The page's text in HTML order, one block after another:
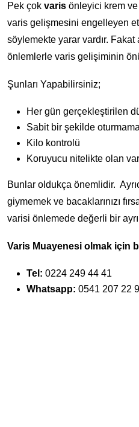
Pek çok varis önleyici krem
varis gelişmesini engelleyen
söylemekte yarar vardır. Fakat
önlemlerle varis gelişiminin
Şunları Yapabilirsiniz;
Her gün gerçekleştirilen
Sabit bir şekilde
Kilo kontrolü
Koruyucu nitelikte olan
Bunlar oldukça önemlidir.
giymemek ve bacaklarınızı
varisi önlemede değerli bir
Varis Muayenesi olmak için
Tel: 0224 249 44 41
Whatsapp: 0541 207 22